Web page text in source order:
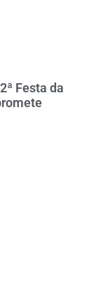
Festa da